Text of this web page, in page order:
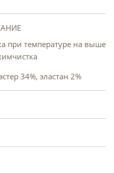
при температуре на выше
34%, эластан 2%